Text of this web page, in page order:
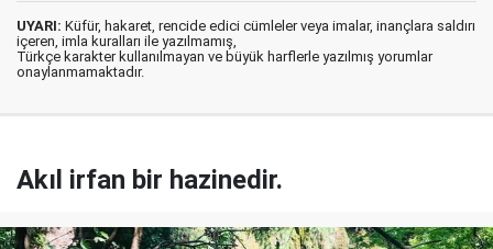
UYARI: Küfür, hakaret, rencide edici cümleler veya imalar, inançlara saldırı
içeren, imla kuralları ile yazılmamış,
Türkçe karakter kullanılmayan ve büyük harflerle yazılmış yorumlar
onaylanmamaktadır.
Akıl irfan bir hazinedir.